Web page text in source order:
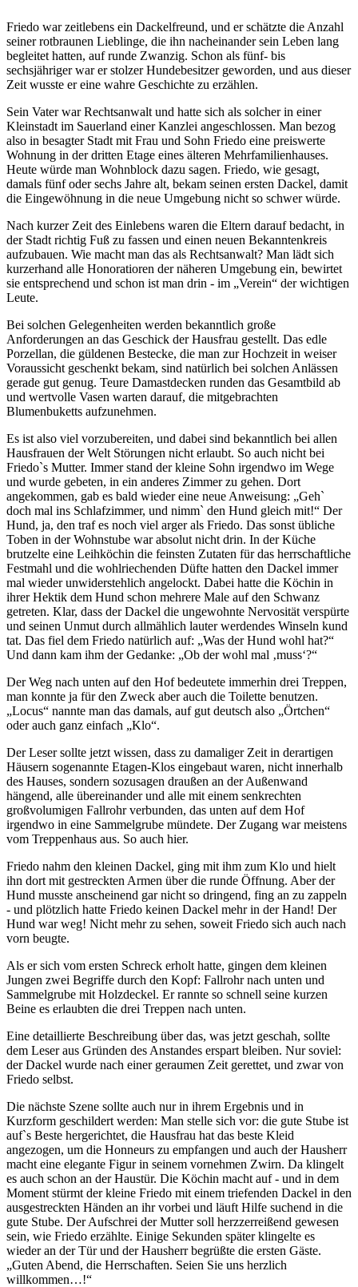
Friedo war zeitlebens ein Dackelfreund, und er schätzte die Anzahl
seiner rotbraunen Lieblinge, die ihn nacheinander sein Leben lang
begleitet hatten, auf runde Zwanzig. Schon als fünf- bis
sechsjähriger war er stolzer Hundebesitzer geworden, und aus dieser
Zeit wusste er eine wahre Geschichte zu erzählen.
Sein Vater war Rechtsanwalt und hatte sich als solcher in einer
Kleinstadt im Sauerland einer Kanzlei angeschlossen. Man bezog
also in besagter Stadt mit Frau und Sohn Friedo eine preiswerte
Wohnung in der dritten Etage eines älteren Mehrfamilienhauses.
Heute würde man Wohnblock dazu sagen. Friedo, wie gesagt,
damals fünf oder sechs Jahre alt, bekam seinen ersten Dackel, damit
die Eingewöhnung in die neue Umgebung nicht so schwer würde.
Nach kurzer Zeit des Einlebens waren die Eltern darauf bedacht, in
der Stadt richtig Fuß zu fassen und einen neuen Bekanntenkreis
aufzubauen. Wie macht man das als Rechtsanwalt? Man lädt sich
kurzerhand alle Honoratioren der näheren Umgebung ein, bewirtet
sie entsprechend und schon ist man drin - im
Verein
der wichtigen
Leute.
Bei solchen Gelegenheiten werden bekanntlich große
Anforderungen an das Geschick der Hausfrau gestellt. Das edle
Porzellan, die güldenen Bestecke, die man zur Hochzeit in weiser
Voraussicht geschenkt bekam, sind natürlich bei solchen Anlässen
gerade gut genug. Teure Damastdecken runden das Gesamtbild ab
und wertvolle Vasen warten darauf, die mitgebrachten
Blumenbuketts aufzunehmen.
Es ist also viel vorzubereiten, und dabei sind bekanntlich bei allen
Hausfrauen der Welt Störungen nicht erlaubt. So auch nicht bei
Friedo`s Mutter. Immer stand der kleine Sohn irgendwo im Wege
und wurde gebeten, in ein anderes Zimmer zu gehen. Dort
angekommen, gab es bald wieder eine neue Anweisung:
Geh`
doch mal ins Schlafzimmer, und nimm` den Hund gleich mit!
Der
Hund, ja, den traf es noch viel arger als Friedo. Das sonst übliche
Toben in der Wohnstube war absolut nicht drin. In der Küche
brutzelte eine Leihköchin die feinsten Zutaten für das herrschaftliche
Festmahl und die wohlriechenden Düfte hatten den Dackel immer
mal wieder unwiderstehlich angelockt. Dabei hatte die Köchin in
ihrer Hektik dem Hund schon mehrere Male auf den Schwanz
getreten. Klar, dass der Dackel die ungewohnte Nervosität verspürte
und seinen Unmut durch allmählich lauter werdendes Winseln kund
tat. Das fiel dem Friedo natürlich auf:
Was der Hund wohl hat?
Und dann kam ihm der Gedanke:
Ob der wohl mal muss ?
Der Weg nach unten auf den Hof bedeutete immerhin drei Treppen,
man konnte ja für den Zweck aber auch die Toilette benutzen.
Locus
nannte man das damals, auf gut deutsch also
Örtchen
oder auch ganz einfach
Klo .
Der Leser sollte jetzt wissen, dass zu damaliger Zeit in derartigen
Häusern sogenannte Etagen-Klos eingebaut waren, nicht innerhalb
des Hauses, sondern sozusagen draußen an der Außenwand
hängend, alle übereinander und alle mit einem senkrechten
großvolumigen Fallrohr verbunden, das unten auf dem Hof
irgendwo in eine Sammelgrube mündete. Der Zugang war meistens
vom Treppenhaus aus. So auch hier.
Friedo nahm den kleinen Dackel, ging mit ihm zum Klo und hielt
ihn dort mit gestreckten Armen über die runde Öffnung. Aber der
Hund musste anscheinend gar nicht so dringend, fing an zu zappeln
- und plötzlich hatte Friedo keinen Dackel mehr in der Hand! Der
Hund war weg! Nicht mehr zu sehen, soweit Friedo sich auch nach
vorn beugte.
Als er sich vom ersten Schreck erholt hatte, gingen dem kleinen
Jungen zwei Begriffe durch den Kopf: Fallrohr nach unten und
Sammelgrube mit Holzdeckel. Er rannte so schnell seine kurzen
Beine es erlaubten die drei Treppen nach unten.
Eine detaillierte Beschreibung über das, was jetzt geschah, sollte
dem Leser aus Gründen des Anstandes erspart bleiben. Nur soviel:
der Dackel wurde nach einer geraumen Zeit gerettet, und zwar von
Friedo selbst.
Die nächste Szene sollte auch nur in ihrem Ergebnis und in
Kurzform geschildert werden: Man stelle sich vor: die gute Stube ist
auf`s Beste hergerichtet, die Hausfrau hat das beste Kleid
angezogen, um die Honneurs zu empfangen und auch der Hausherr
macht eine elegante Figur in seinem vornehmen Zwirn. Da klingelt
es auch schon an der Haustür. Die Köchin macht auf - und in dem
Moment stürmt der kleine Friedo mit einem triefenden Dackel in den
ausgestreckten Händen an ihr vorbei und läuft Hilfe suchend in die
gute Stube. Der Aufschrei der Mutter soll herzzerreißend gewesen
sein, wie Friedo erzählte. Einige Sekunden später klingelte es
wieder an der Tür und der Hausherr begrüßte die ersten Gäste.
Guten Abend, die Herrschaften. Seien Sie uns herzlich
willkommen…!